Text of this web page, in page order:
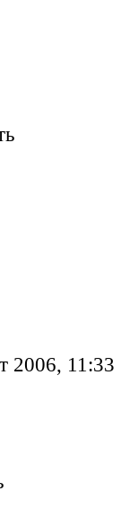
2006, 11:33